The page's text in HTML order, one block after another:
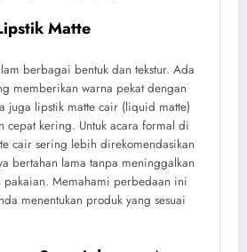
Matte
berbagai bentuk dan tekstur. Ada
memberikan warna pekat dengan
juga lipstik matte cair (liquid matte)
cepat kering. Untuk acara formal di
cair sering lebih direkomendasikan
bertahan lama tanpa meninggalkan
pakaian. Memahami perbedaan ini
menentukan produk yang sesuai